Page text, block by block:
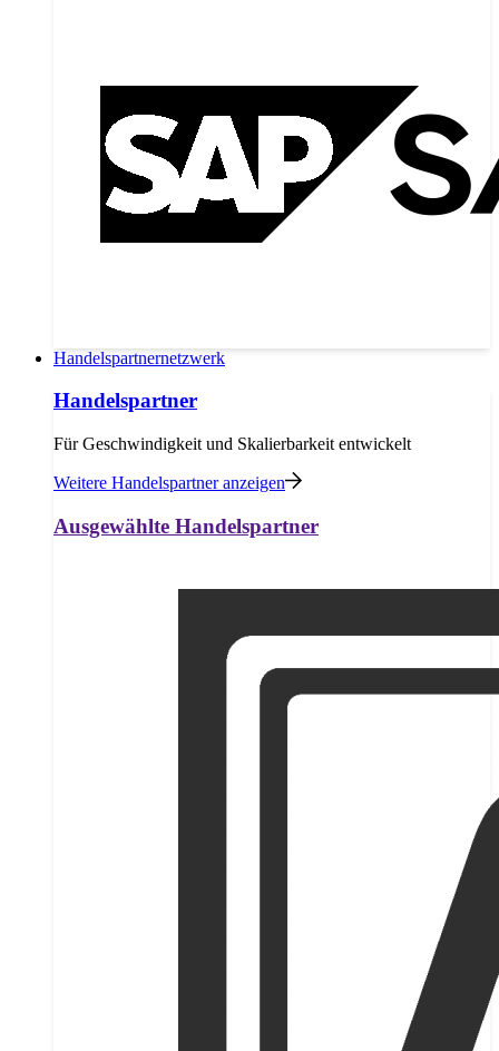
Handelspartnernetzwerk
Handelspartner
Für Geschwindigkeit und Skalierbarkeit entwickelt
Weitere Handelspartner anzeigen
Ausgewählte Handelspartner